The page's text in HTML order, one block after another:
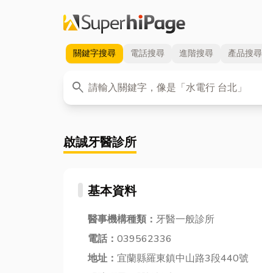
關鍵字搜尋 電話搜尋 進階搜尋 產品搜尋
search
關鍵字
啟誠牙醫診所
基本資料
醫事機構種類： 牙醫一般診所
電話： 039562336
地址： 宜蘭縣羅東鎮中山路3段440號